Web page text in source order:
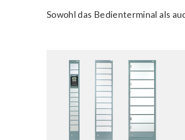
Sowohl das Bedienterminal als